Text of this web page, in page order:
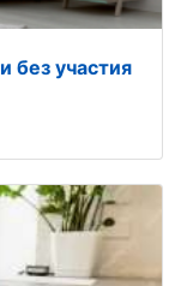
без участия